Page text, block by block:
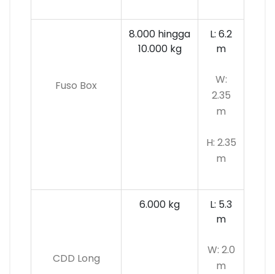
Fuso Box
8.000 hingga
10.000 kg
L: 6.2
m
W:
2.35
m
H: 2.35
m
CDD Long
6.000 kg
L: 5.3
m
W: 2.0
m